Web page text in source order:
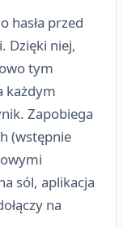
hasła przed
Dzięki niej,
tym
każdym
Zapobiega
(wstępnie
sól, aplikacja
na